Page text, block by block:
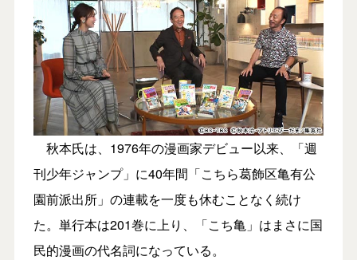
秋本氏は、1976年の漫画家デビュー以来、「週
刊少年ジャンプ」に40年間「こちら葛飾区亀有公
園前派出所」の連載を一度も休むことなく続け
た。単行本は201巻に上り、「こち亀」はまさに国
民的漫画の代名詞になっている。